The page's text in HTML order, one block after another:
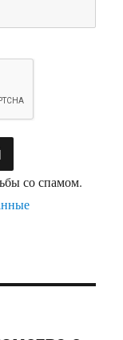
со спамом.